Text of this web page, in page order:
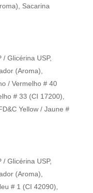
Sacarina
Glicérina USP,
(Aroma),
/ Vermelho # 40
# 33 (CI 17200),
Yellow / Jaune #
Glicérina USP,
(Aroma),
# 1 (CI 42090),